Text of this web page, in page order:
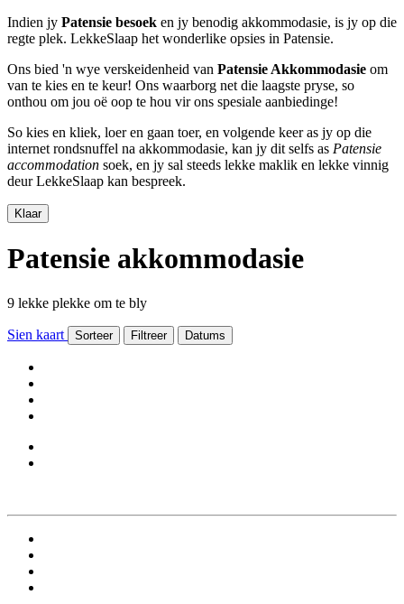
Indien jy Patensie besoek en jy benodig akkommodasie, is jy op die
regte plek. LekkeSlaap het wonderlike opsies in Patensie.
Ons bied 'n wye verskeidenheid van Patensie Akkommodasie om
van te kies en te keur! Ons waarborg net die laagste pryse, so
onthou om jou oë oop te hou vir ons spesiale aanbiedinge!
So kies en kliek, loer en gaan toer, en volgende keer as jy op die
internet rondsnuffel na akkommodasie, kan jy dit selfs as Patensie
accommodation soek, en jy sal steeds lekke maklik en lekke vinnig
deur LekkeSlaap kan bespreek.
Klaar
Patensie akkommodasie
9 lekke plekke om te bly
Sien kaart Sorteer Filtreer Datums